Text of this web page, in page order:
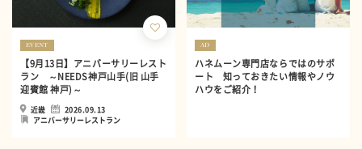
EVENT
【9月13日】アニバーサリーレスト
ラン ～NEEDS神戸山手(旧 山手
迎賓館 神戸)～
近畿
2026.09.13
アニバーサリーレストラン
AD
ハネムーン専門店ならではのサポ
ート 知っておきたい情報やノウ
ハウをご紹介！